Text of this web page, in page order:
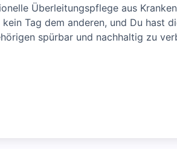
Überleitungspflege aus
Tag dem anderen, und Du hast
spürbar und nachhaltig zu